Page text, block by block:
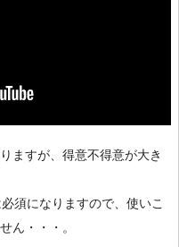
ますが、得意不得意が大き
須になりますので、使いこ
ん・・・。